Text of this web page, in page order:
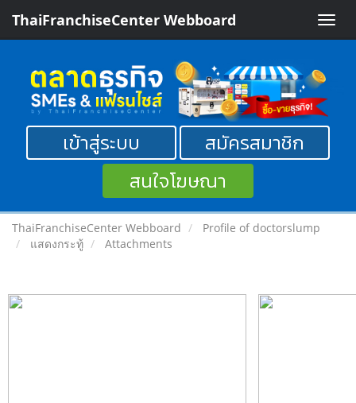
Toggle
ThaiFranchiseCenter Webboard
เข้าสู่ระบบ
สมัครสมาชิก
สนใจโฆษณา
ThaiFranchiseCenter Webboard
Profile of doctorslump
แสดงกระทู้
Attachments